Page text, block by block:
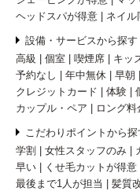
ヘッドスパが得意
ネイル
設備・サービスから探す
高級
個室 喫煙席 キッ
予約なし
年中無休 早朝
クレジットカード
体験
カップル・ペア
ロング料
こだわりポイントから探
学割
女性スタッフのみ
早い
くせ毛カットが得意
最後まで1人が担当
髪質